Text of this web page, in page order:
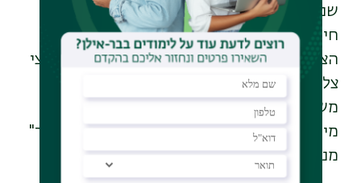
שני צירי הקמפוס מבטאים שתי דרכי הליכות
חיים שונות: "שביל הזהב" הוא "שביל הישר",
הציר המרכזי הקושר בין שני חלקי הקמפוס. עצי
צל נטעו לאורך השדרה, כאשר האור והצל
משמשים יחד בערבוביה נעימה ויוצרים
מיקרו-אקלים להולך בשביל הקווי. "שביל הישר"
מנתב דרכו בין האור לצל.